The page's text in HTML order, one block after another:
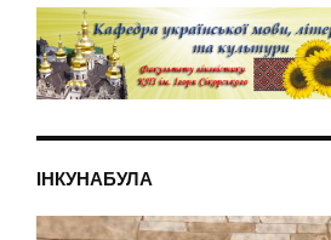
ІНКУНАБУЛА